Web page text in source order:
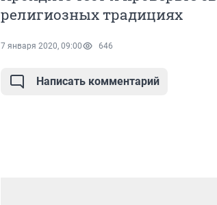
религиозных традициях
7 января 2020, 09:00 646
Написать комментарий